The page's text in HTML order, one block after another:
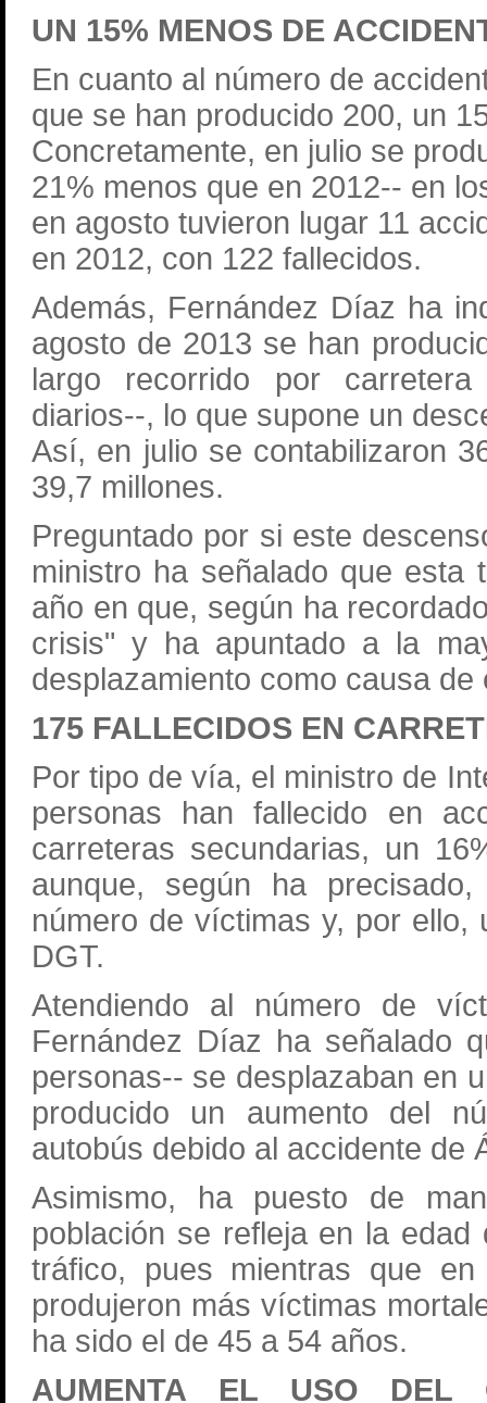
UN 15% MENOS DE
En cuanto al número de
que se han producido 200, un
Concretamente, en julio se
21% menos que en 2012-- en
en agosto tuvieron lugar 11
en 2012, con 122 fallecidos.
Además, Fernández Díaz ha
agosto de 2013 se han
largo recorrido por
diarios--, lo que supone un
Así, en julio se contabilizaron
39,7 millones.
Preguntado por si este
ministro ha señalado que esta
año en que, según ha
crisis" y ha apuntado a la
desplazamiento como causa de
175 FALLECIDOS EN
Por tipo de vía, el ministro de
personas han fallecido en
carreteras secundarias, un
aunque, según ha
número de víctimas y, por ello,
DGT.
Atendiendo al número de
Fernández Díaz ha señalado
personas-- se desplazaban en
producido un aumento del
autobús debido al accidente de
Asimismo, ha puesto de
población se refleja en la
tráfico, pues mientras que
produjeron más víctimas
ha sido el de 45 a 54 años.
AUMENTA EL USO DEL